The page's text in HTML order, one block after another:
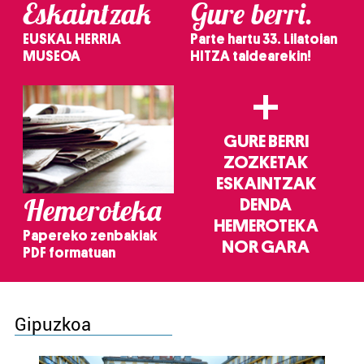
Eskaintzak
EUSKAL HERRIA
MUSEOA
Gure berri.
Parte hartu 33. Lilatoian
HITZA taldearekin!
Hemeroteka
Papereko zenbakiak
PDF formatuan
+
GURE BERRI
ZOZKETAK
ESKAINTZAK
DENDA
HEMEROTEKA
NOR GARA
Gipuzkoa